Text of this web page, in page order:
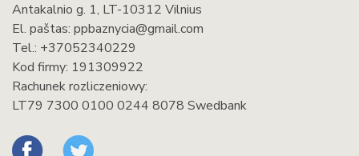
Antakalnio g. 1, LT-10312 Vilnius
El. paštas: ppbaznycia@gmail.com
Tel.: +37052340229
Kod firmy: 191309922
Rachunek rozliczeniowy:
LT79 7300 0100 0244 8078 Swedbank